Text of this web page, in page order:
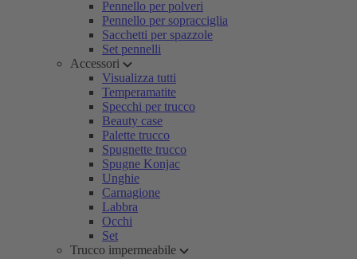
Pennello per polveri
Pennello per sopracciglia
Sacchetti per spazzole
Set pennelli
Accessori
Visualizza tutti
Temperamatite
Specchi per trucco
Beauty case
Palette trucco
Spugnette trucco
Spugne Konjac
Unghie
Carnagione
Labbra
Occhi
Set
Trucco impermeabile